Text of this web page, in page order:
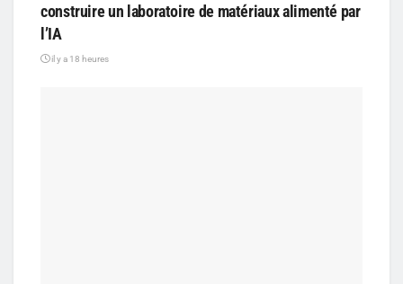
construire un laboratoire de matériaux alimenté par
l’IA
il y a 18 heures